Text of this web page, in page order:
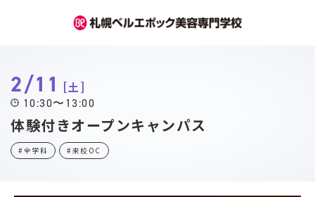
2/11 土
10:30〜13:00
体験付きオープンキャンパス
#全学科 #来校OC